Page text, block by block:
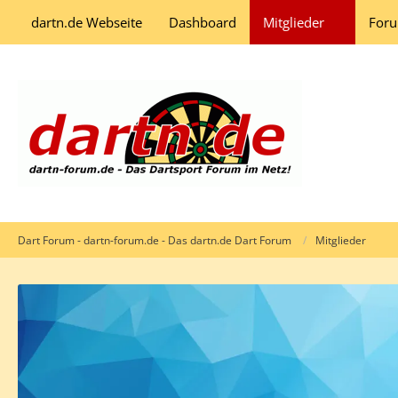
dartn.de Webseite Dashboard Mitglieder
Dart Forum - dartn-forum.de - Das dartn.de Dart Forum Mitglieder